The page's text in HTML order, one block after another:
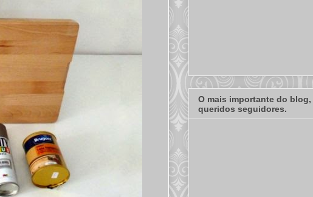
O mais importante do blog,
queridos seguidores.